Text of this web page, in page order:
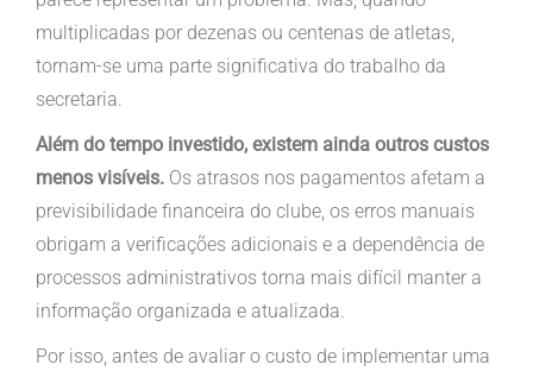
multiplicadas por dezenas ou centenas de atletas,
tornam-se uma parte significativa do trabalho da
secretaria.
Alémdo tempo investido, existem ainda outros custos
menos visíveis. Os atrasos nos pagamentos afetam a
previsibilidade financeira do clube, os erros manuais
obrigam a verificações adicionais e a dependência de
processos administrativos torna mais difícil manter a
informação organizada e atualizada.
Por isso, antes de avaliar o custo de implementar uma